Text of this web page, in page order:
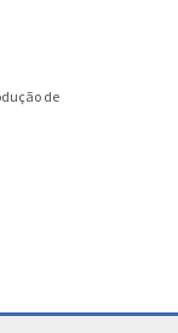
de